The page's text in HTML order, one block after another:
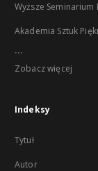
Wyższe
Akademia Sztuk
...
Zobacz więcej
Indeksy
Tytuł
Autor